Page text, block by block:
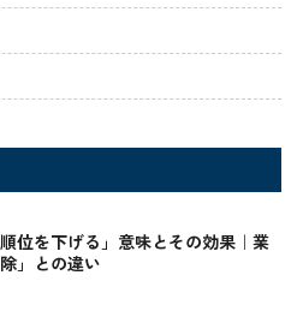
位を下げる」意味とその効果｜業
」との違い